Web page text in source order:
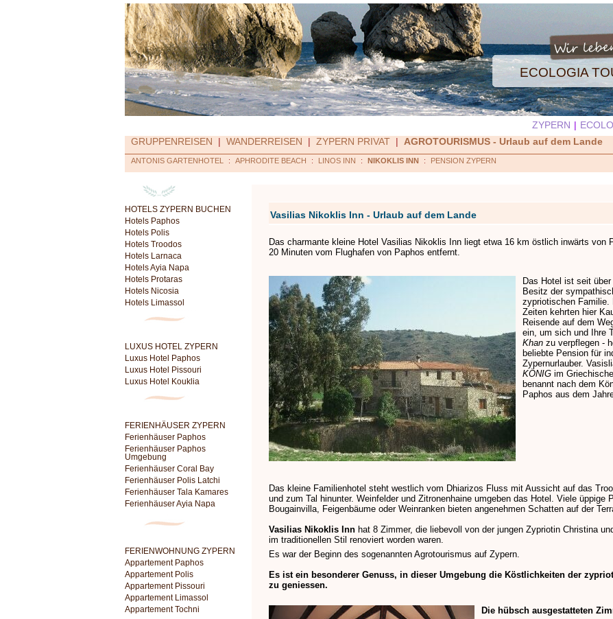
ECOLOGIA
ZYPERN |
GRUPPENREISEN
| WANDERREISEN | ZYPERN PRIVAT | AGROTOURISMUS - Urlaub auf dem Lande
ANTONIS GARTENHOTEL : APHRODITE BEACH : LINOS INN : NIKOKLIS INN : PENSION ZYPERN
HOTELS ZYPERN BUCHEN
Hotels Paphos
Hotels Polis
Hotels Troodos
Hotels Larnaca
Hotels Ayia Napa
Hotels Protaras
Hotels Nicosia
Hotels Limassol
LUXUS HOTEL ZYPERN
Luxus Hotel Paphos
Luxus Hotel Pissouri
Luxus Hotel Kouklia
FERIENHÄUSER ZYPERN
Ferienhäuser Paphos
Ferienhäuser Paphos
Umgebung
Ferienhäuser Coral Bay
Ferienhäuser Polis Latchi
Ferienhäuser Tala Kamares
Ferienhäuser Ayia Napa
FERIENWOHNUNG ZYPERN
Appartement Paphos
Appartement Polis
Appartement Pissouri
Appartement Limassol
Appartement Tochni
Vasilias Nikoklis Inn - Urlaub auf dem Lande
Das charmante kleine Hotel Vasilias Nikoklis Inn liegt etwa 16 km östlich inwärts von
20 Minuten vom Flughafen von Paphos entfernt.
Das Hotel ist seit
Besitz der
zypriotischen Familie.
Zeiten kehrten hier
Reisende auf dem
ein, um sich und Ihre
Khan zu verpflegen -
beliebte Pension für
Zypernurlauber.
KÖNIG im
benannt nach dem
Paphos aus dem
Das kleine Familienhotel steht westlich vom Dhiarizos Fluss mit Aussicht auf das
und zum Tal hinunter. Weinfelder und Zitronenhaine umgeben das Hotel. Viele üppige
Bougainvilla, Feigenbäume oder Weinranken bieten angenehmen Schatten auf der
Vasilias Nikoklis Inn hat 8 Zimmer, die liebevoll von der jungen Zypriotin Christina
im traditionellen Stil renoviert worden waren.
Es war der Beginn des sogenannten Agrotourismus auf Zypern.
Es ist ein besonderer Genuss, in dieser Umgebung die Köstlichkeiten der
zu geniessen.
Die hübsch ausgestatteten